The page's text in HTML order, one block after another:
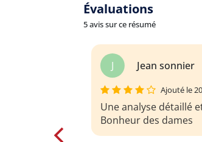
Évaluations
5 avis sur ce résumé
Ajouté le 20/07/2023 17:37
détaillé et utile sur Au
M
Fiche
d'Au